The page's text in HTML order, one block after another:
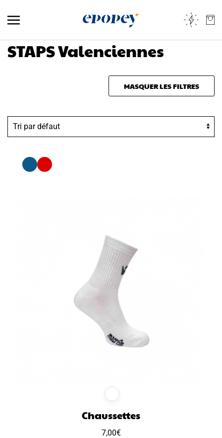
STAPS Valenciennes
MASQUER LES FILTRES
Chaussettes
7,00€